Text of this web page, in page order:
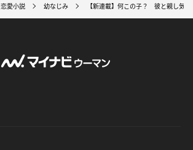
恋愛小説 幼なじみ 【新連載】何この子？ 彼と親し気